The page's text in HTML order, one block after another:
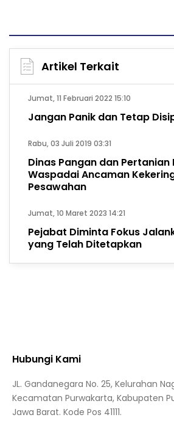
Artikel Terkait
Jumat, 11 Februari 2022 15:10
Jangan Panik dan Tetap
Rabu, 03 Juli 2019 03:31
Dinas Pangan dan
Waspadai Ancaman
Pesawahan
Jumat, 10 Maret 2023 14:21
Pejabat Diminta Fokus
yang Telah Ditetapkan
Hubungi Kami
JL. Gandanegara No. 25, Kelurahan
Kecamatan Purwakarta, Kabupaten
Jawa Barat. Kode Pos 41111.